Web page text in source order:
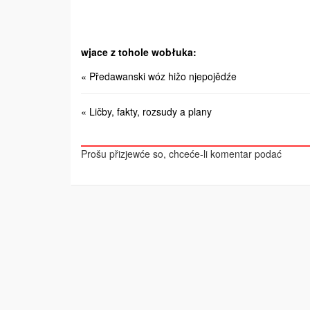
wjace z tohole wobłuka:
« Předawanski wóz hižo njepojědźe
« Ličby, fakty, rozsudy a plany
Prošu přizjewće so, chceće-li komentar podać